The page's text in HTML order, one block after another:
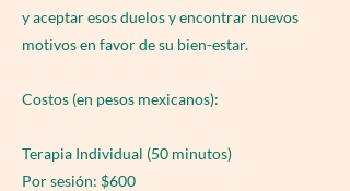
y aceptar esos duelos y encontrar nuevos
motivos en favor de su bien-estar.
Costos (en pesos mexicanos):
Terapia Individual (50 minutos)
Por sesión: $600